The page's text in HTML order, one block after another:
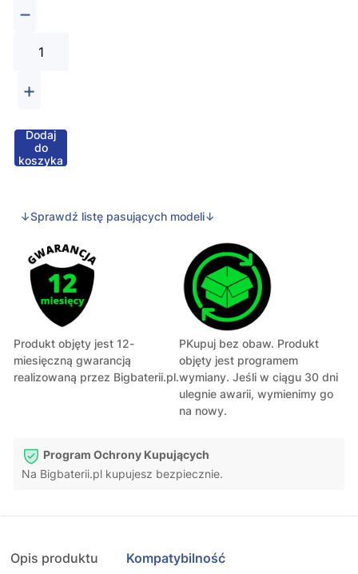
−
+
Dodaj
do
koszyka
↓Sprawdź listę pasujących modeli↓
Produkt objęty jest 12-
miesięczną gwarancją
realizowaną przez Bigbaterii.pl.
PKupuj bez obaw. Produkt
objęty jest programem
wymiany. Jeśli w ciągu 30 dni
ulegnie awarii, wymienimy go
na nowy.
Program Ochrony Kupujących
Na Bigbaterii.pl kupujesz bezpiecznie.
Opis produktu Kompatybilność